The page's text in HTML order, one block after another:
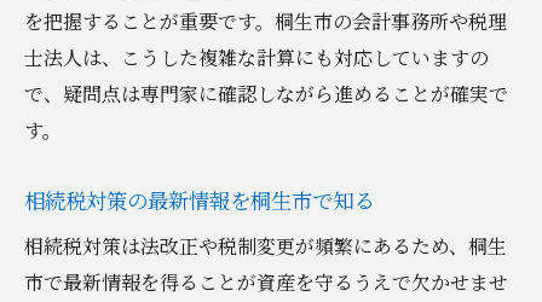
を把握することが重要です。桐生市の会計事務所や税理
士法人は、こうした複雑な計算にも対応していますの
で、疑問点は専門家に確認しながら進めることが確実で
す。
相続税対策の最新情報を桐生市で知る
相続税対策は法改正や税制変更が頻繁にあるため、桐生
市で最新情報を得ることが資産を守るうえで欠かせませ